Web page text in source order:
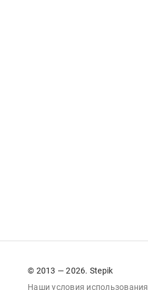
© 2013 — 2026. Stepik
Наши условия использования